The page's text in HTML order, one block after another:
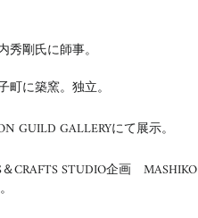
剛氏に師事。
に築窯。独立。
GALLERYにて展示。
STUDIO企画 MASHIKO